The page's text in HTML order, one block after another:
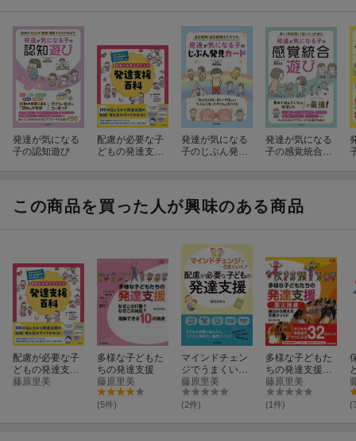
発達が気になる
子の認知遊び
配慮が必要な子
どもの発達支援
発達が気になる
子のじぶん発見
発達が気になる
子の感覚統合遊
この商品を買った人が興味のある商品
配慮が必要な子
どもの発達支援
百科
藤原里美
多様な子どもた
ちの発達支援
藤原里美
(5件)
マインドチェン
ジでうまくい
く！ 配慮が必
要な子どもの発
達支援
藤原里美
(2件)
多様な子どもた
ちの発達支援
園実践編
藤原里美
(1件)